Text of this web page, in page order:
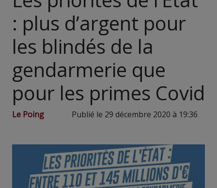
: plus d’argent pour
les blindés de la
gendarmerie que
pour les primes Covid
Le Poing Publié le 29 décembre 2020 à 19:36